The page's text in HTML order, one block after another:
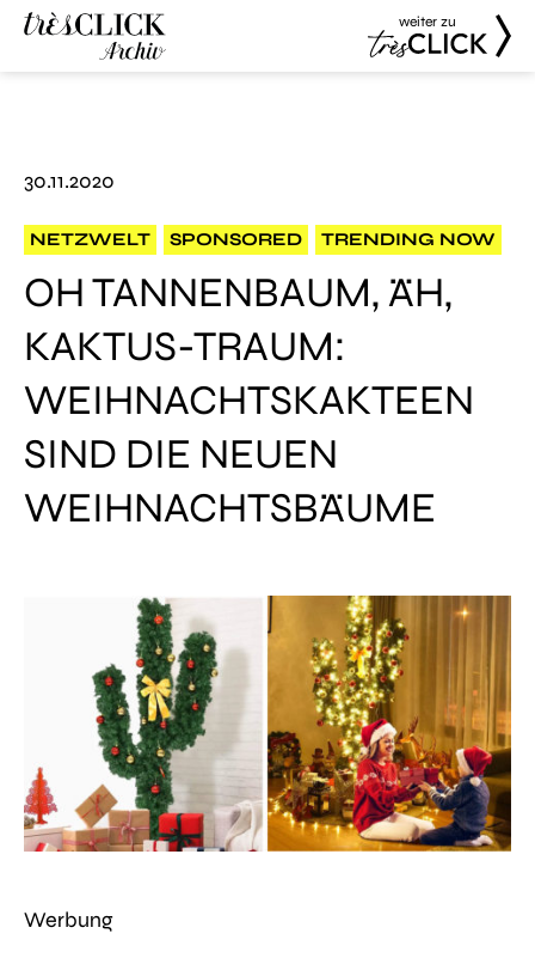
weiter zu
30.11.2020
NETZWELT SPONSORED TRENDING NOW
OH TANNENBAUM, ÄH,
KAKTUS-TRAUM:
WEIHNACHTSKAKTEEN
SIND DIE NEUEN
WEIHNACHTSBÄUME
Werbung